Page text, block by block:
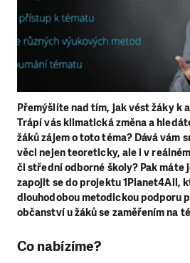
Přemýšlíte nad tím, jak vést žáky k
Trápí vás klimatická změna a
žáků zájem o toto téma? Dává vám
věci nejen teoreticky, ale i v
či střední odborné školy? Pak
zapojit se do projektu 1Planet4All,
dlouhodobou metodickou podporu
občanství u žáků se zaměřením na
Co nabízíme?